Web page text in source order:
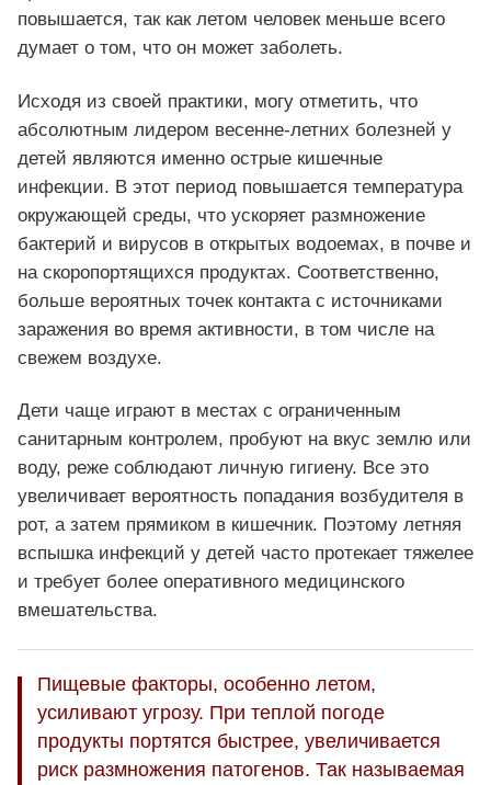
повышается, так как летом человек меньше всего
думает о том, что он может заболеть.
Исходя из своей практики, могу отметить, что
абсолютным лидером весенне-летних болезней у
детей являются именно острые кишечные
инфекции. В этот период повышается температура
окружающей среды, что ускоряет размножение
бактерий и вирусов в открытых водоемах, в почве и
на скоропортящихся продуктах. Соответственно,
больше вероятных точек контакта с источниками
заражения во время активности, в том числе на
свежем воздухе.
Дети чаще играют в местах с ограниченным
санитарным контролем, пробуют на вкус землю или
воду, реже соблюдают личную гигиену. Все это
увеличивает вероятность попадания возбудителя в
рот, а затем прямиком в кишечник. Поэтому летняя
вспышка инфекций у детей часто протекает тяжелее
и требует более оперативного медицинского
вмешательства.
Пищевые факторы, особенно летом,
усиливают угрозу. При теплой погоде
продукты портятся быстрее, увеличивается
риск размножения патогенов. Так называемая